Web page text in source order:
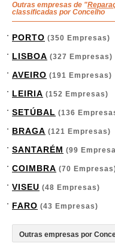
Outras empresas de "
classificadas por Concelho
PORTO (350 Empresas)
LISBOA (327 Empresas)
AVEIRO (191 Empresas)
LEIRIA (152 Empresas)
SETÚBAL (136
BRAGA (121 Empresas)
SANTARÉM (99
COIMBRA (70
VISEU (48 Empresas)
FARO (43 Empresas)